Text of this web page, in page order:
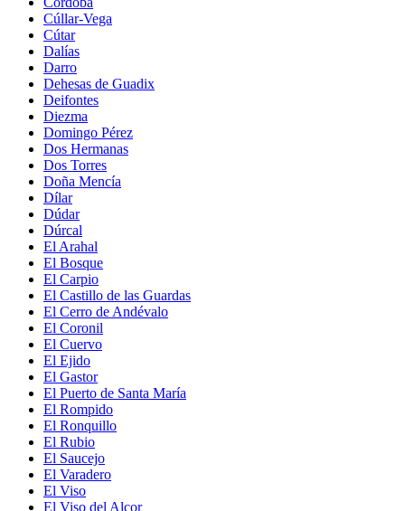
Cúllar-Vega
Cútar
Dalías
Darro
Dehesas de Guadix
Deifontes
Diezma
Domingo Pérez
Dos Hermanas
Dos Torres
Doña Mencía
Dílar
Dúdar
Dúrcal
El Arahal
El Bosque
El Carpio
El Castillo de las Guardas
El Cerro de Andévalo
El Coronil
El Cuervo
El Ejido
El Gastor
El Puerto de Santa María
El Rompido
El Ronquillo
El Rubio
El Saucejo
El Varadero
El Viso
El Viso del Alcor